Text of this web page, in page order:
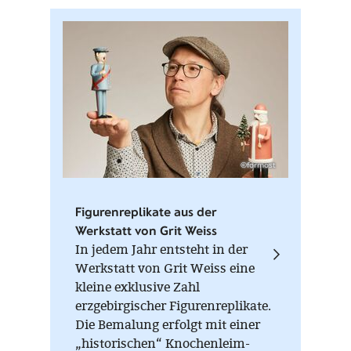
©formost
Figurenreplikate aus der
Werkstatt von Grit Weiss
In jedem Jahr entsteht in der
Werkstatt von Grit Weiss eine
kleine exklusive Zahl
erzgebirgischer Figurenreplikate.
Die Bemalung erfolgt mit einer
„historischen“ Knochenleim-